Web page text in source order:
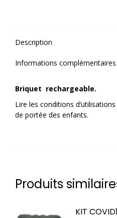
Description
Informations complémentaires
Briquet rechargeable.
Lire les conditions
de portée des enfants.
Produits
KIT